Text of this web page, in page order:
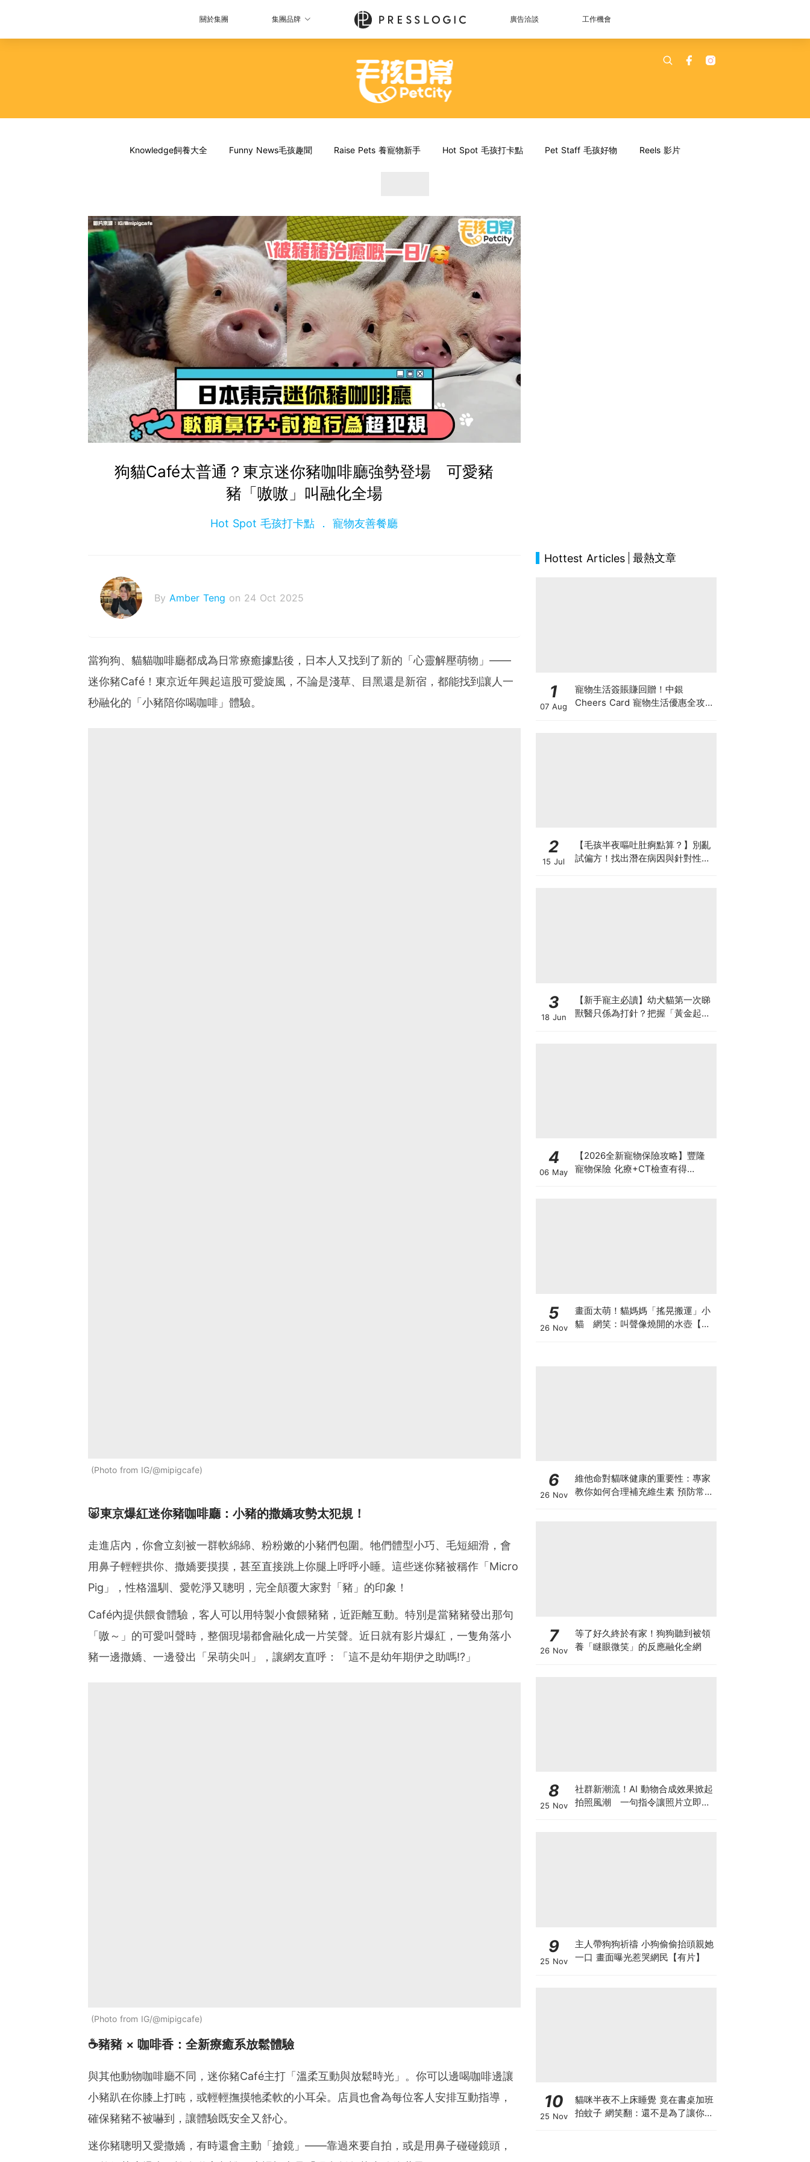
關於集團 集團品牌 廣告洽談 工作機會
Knowledge飼養大全 Funny News毛孩趣聞 Raise Pets 養寵物新手 Hot Spot 毛孩打卡點 Pet Staff 毛孩好物 Reels 影片
狗貓Café太普通？東京迷你豬咖啡廳強勢登場 可愛豬
豬「嗷嗷」叫融化全場
Hot Spot 毛孩打卡點 寵物友善餐廳
By Amber Teng on 24 Oct 2025
當狗狗、貓貓咖啡廳都成為日常療癒據點後，日本人又找到了新的「心靈解壓萌物」——
迷你豬Café！東京近年興起這股可愛旋風，不論是淺草、目黑還是新宿，都能找到讓人一
秒融化的「小豬陪你喝咖啡」體驗。
Photo from IG/@mipigcafe
🐷東京爆紅迷你豬咖啡廳：小豬的撒嬌攻勢太犯規！
走進店內，你會立刻被一群軟綿綿、粉粉嫩的小豬們包圍。牠們體型小巧、毛短細滑，會
用鼻子輕輕拱你、撒嬌要摸摸，甚至直接跳上你腿上呼呼小睡。這些迷你豬被稱作「Micro
Pig」，性格溫馴、愛乾淨又聰明，完全顛覆大家對「豬」的印象！
Café內提供餵食體驗，客人可以用特製小食餵豬豬，近距離互動。特別是當豬豬發出那句
「嗷～」的可愛叫聲時，整個現場都會融化成一片笑聲。近日就有影片爆紅，一隻角落小
豬一邊撒嬌、一邊發出「呆萌尖叫」，讓網友直呼：「這不是幼年期伊之助嗎⁉︎」
Photo from IG/@mipigcafe
☕豬豬 × 咖啡香：全新療癒系放鬆體驗
與其他動物咖啡廳不同，迷你豬Café主打「溫柔互動與放鬆時光」。你可以邊喝咖啡邊讓
小豬趴在你膝上打盹，或輕輕撫摸牠柔軟的小耳朵。店員也會為每位客人安排互動指導，
確保豬豬不被嚇到，讓體驗既安全又舒心。
迷你豬聰明又愛撒嬌，有時還會主動「搶鏡」——靠過來要自拍，或是用鼻子碰碰鏡頭，
Hottest Articles 最熱文章
1
07 Aug
寵物生活簽賬賺回贈！中銀
Cheers Card 寵物生活優惠全攻
2
15 Jul
【毛孩半夜嘔吐肚痾點算？】別亂
試偏方！找出潛在病因與針對性營
3
18 Jun
【新手寵主必讀】幼犬貓第一次睇
獸醫只係為打針？把握「黃金起跑
4
06 May
【2026全新寵物保險攻略】豐隆
寵物保險 化療+CT檢查有得
5
26 Nov
畫面太萌！貓媽媽「搖晃搬運」小
貓 網笑：叫聲像燒開的水壺【有
6
26 Nov
維他命對貓咪健康的重要性：專家
教你如何合理補充維生素 預防常見
7
26 Nov
等了好久終於有家！狗狗聽到被領
養「瞇眼微笑」的反應融化全網
8
25 Nov
社群新潮流！AI 動物合成效果掀起
拍照風潮 一句指令讓照片立即升
9
25 Nov
主人帶狗狗祈禱 小狗偷偷抬頭親她
一口 畫面曝光惹哭網民【有片】
10
25 Nov
貓咪半夜不上床睡覺 竟在書桌加班
拍蚊子 網笑翻：還不是為了讓你睡